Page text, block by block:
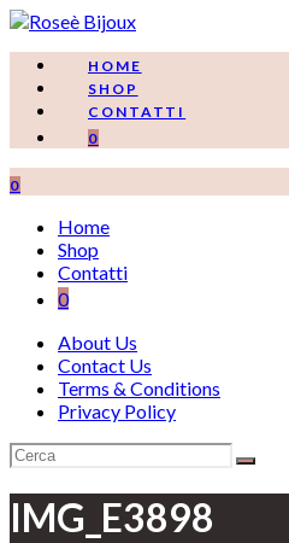
Salta
contenutoHOME
SHOP
CONTATTI
0
0
Home
Shop
Contatti
0
About Us
Contact Us
Terms & Conditions
Privacy Policy
IMG_E3898